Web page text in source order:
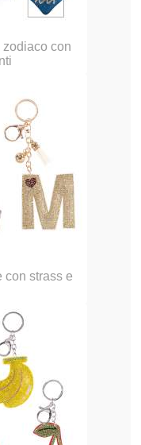
con
con strass e